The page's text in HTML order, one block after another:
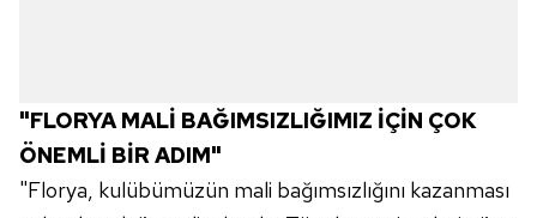
"FLORYA MALİ BAĞIMSIZLIĞIMIZ İÇİN ÇOK
ÖNEMLİ BİR ADIM"
"Florya, kulübümüzün mali bağımsızlığını kazanması